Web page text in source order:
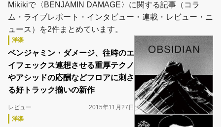
Mikikiで〈BENJAMIN DAMAGE〉に関する記事（コラ
ム・ライブレポート・インタビュー・連載・レビュー・ニ
ュース）を2件まとめています。
洋楽
ベンジャミン・ダメージ、往時のエ
イフェックス連想させる重厚テクノ
やアシッドの応酬などフロアに刺さ
る好トラック揃いの新作
レビュー
2015年11月27日
洋楽